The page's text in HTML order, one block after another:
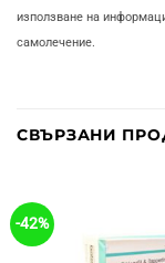
използване на
самолечение.
СВЪРЗАНИ
-42%